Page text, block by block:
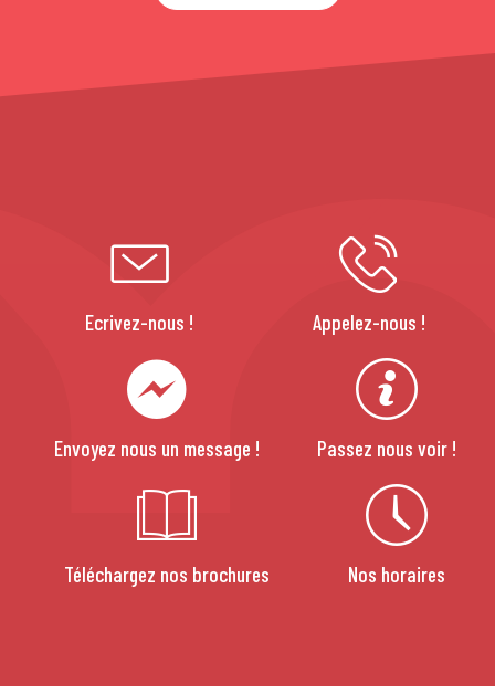
Ecrivez-nous ! Appelez-nous !
Envoyez nous un message ! Passez nous voir !
Téléchargez nos brochures Nos horaires